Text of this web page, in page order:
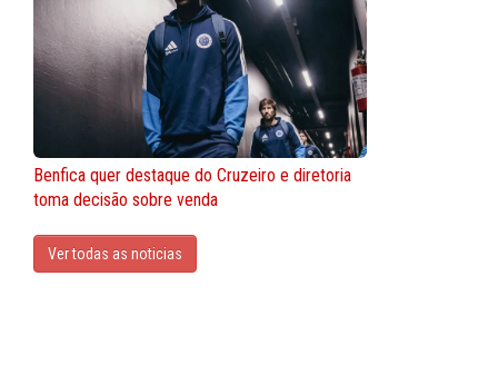
Benfica quer destaque do Cruzeiro e diretoria
toma decisão sobre venda
Ver todas as noticias